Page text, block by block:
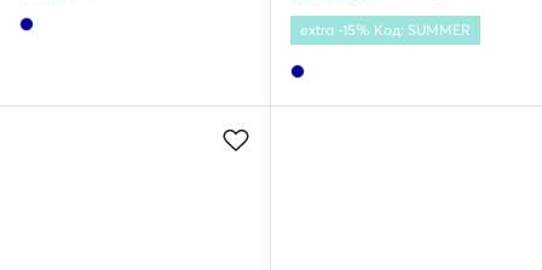
extra -15% Код: SUMMER